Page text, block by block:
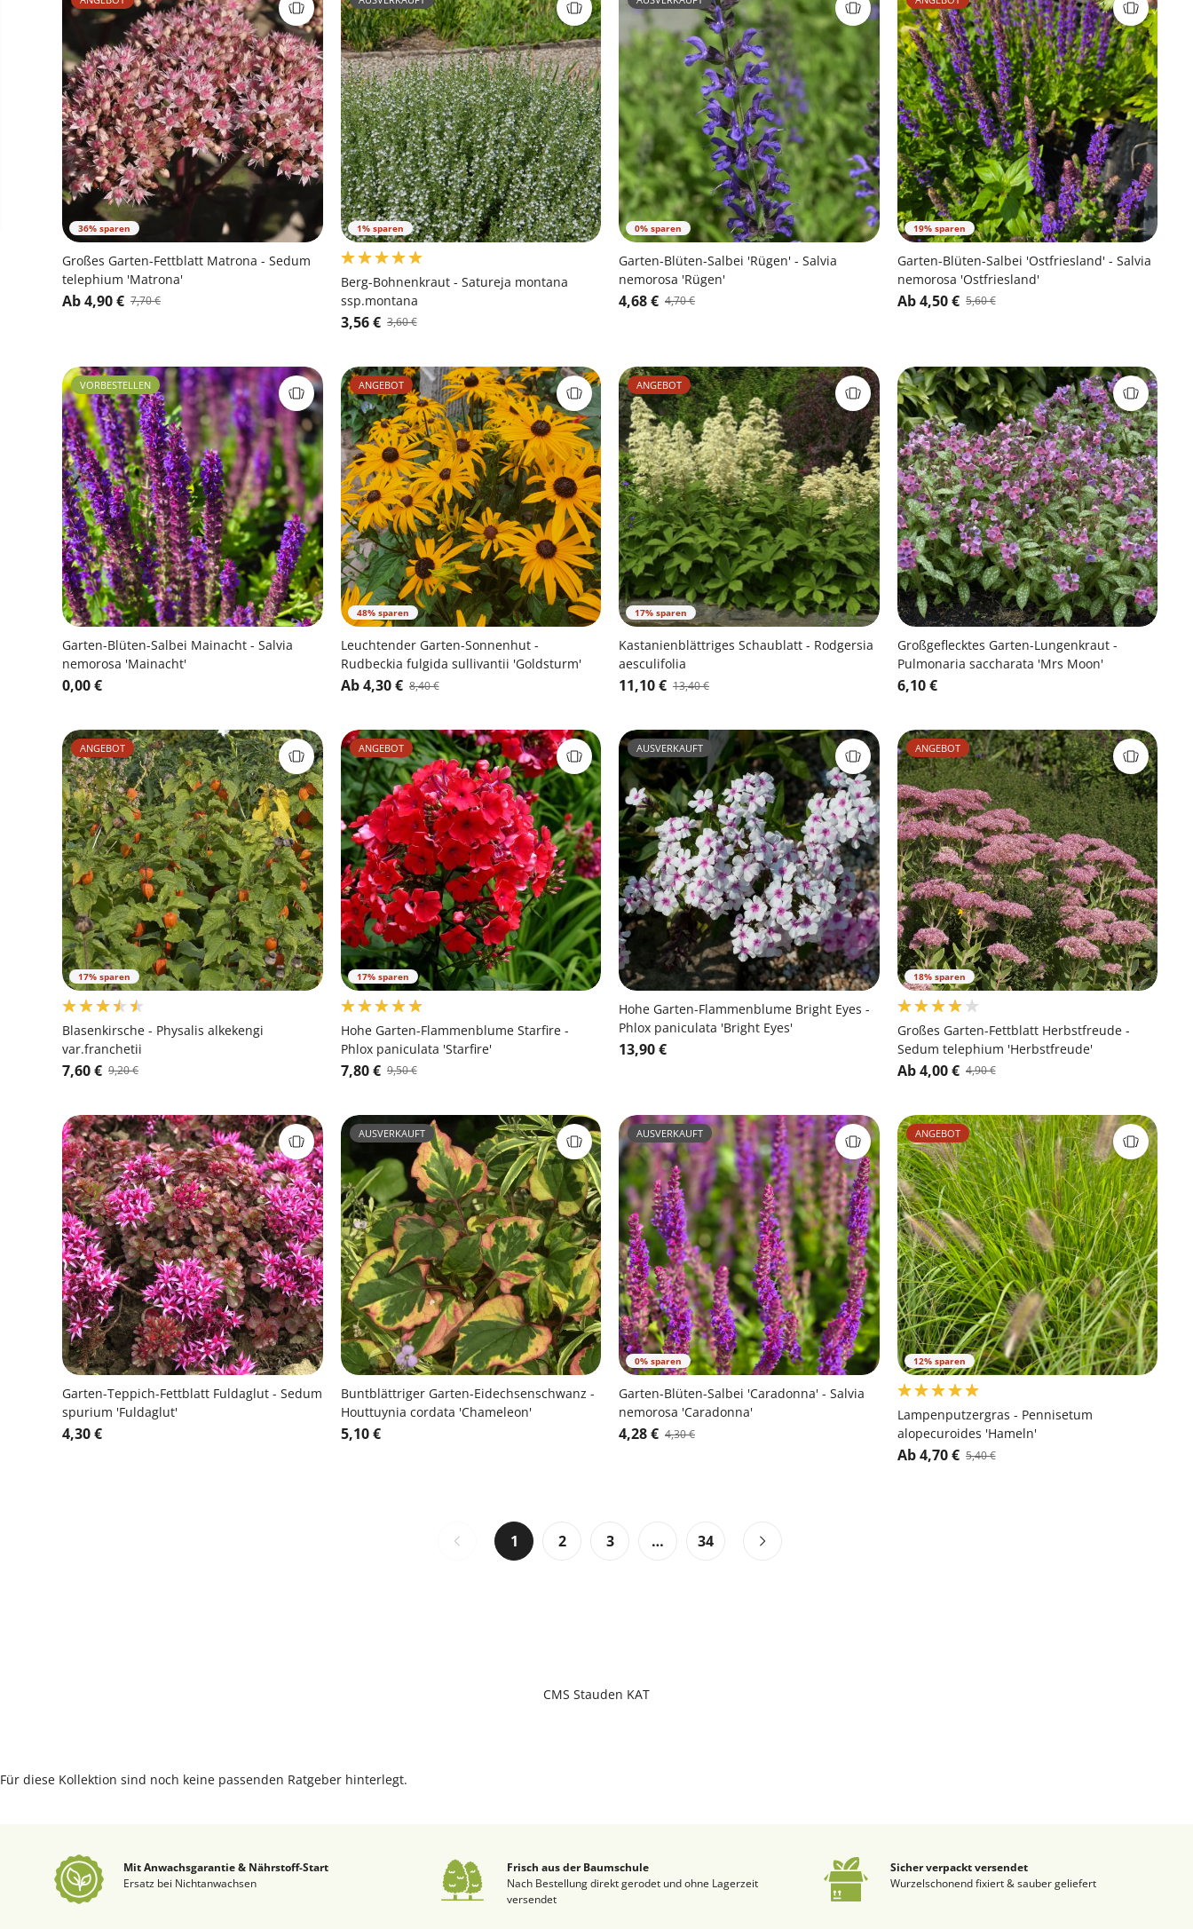
36% sparen
Großes Garten-Fettblatt Matrona - Sedum
telephium 'Matrona'
Ab 4,90 € 7,70 €
1% sparen
Berg-Bohnenkraut - Satureja montana
ssp.montana
3,56 € 3,60 €
0% sparen
Garten-Blüten-Salbei 'Rügen' - Salvia
nemorosa 'Rügen'
4,68 € 4,70 €
19% sparen
Garten-Blüten-Salbei 'Ostfriesland' - Salvia
nemorosa 'Ostfriesland'
Ab 4,50 € 5,60 €
VORBESTELLEN
Garten-Blüten-Salbei Mainacht - Salvia
nemorosa 'Mainacht'
0,00 €
48% sparen
ANGEBOT
Leuchtender Garten-Sonnenhut -
Rudbeckia fulgida sullivantii 'Goldsturm'
Ab 4,30 € 8,40 €
17% sparen
ANGEBOT
Kastanienblättriges Schaublatt - Rodgersia
aesculifolia
11,10 € 13,40 €
Großgeflecktes Garten-Lungenkraut -
Pulmonaria saccharata 'Mrs Moon'
6,10 €
17% sparen
ANGEBOT
Blasenkirsche - Physalis alkekengi
var.franchetii
7,60 € 9,20 €
17% sparen
ANGEBOT
Hohe Garten-Flammenblume Starfire -
Phlox paniculata 'Starfire'
7,80 € 9,50 €
AUSVERKAUFT
Hohe Garten-Flammenblume Bright Eyes -
Phlox paniculata 'Bright Eyes'
13,90 €
18% sparen
ANGEBOT
Großes Garten-Fettblatt Herbstfreude -
Sedum telephium 'Herbstfreude'
Ab 4,00 € 4,90 €
Garten-Teppich-Fettblatt Fuldaglut - Sedum
spurium 'Fuldaglut'
4,30 €
AUSVERKAUFT
Buntblättriger Garten-Eidechsenschwanz -
Houttuynia cordata 'Chameleon'
5,10 €
0% sparen
AUSVERKAUFT
Garten-Blüten-Salbei 'Caradonna' - Salvia
nemorosa 'Caradonna'
4,28 € 4,30 €
12% sparen
ANGEBOT
Lampenputzergras - Pennisetum
alopecuroides 'Hameln'
Ab 4,70 € 5,40 €
1 2 3 … 34
CMS Stauden KAT
Für diese Kollektion sind noch keine passenden Ratgeber hinterlegt.
Mit Anwachsgarantie & Nährstoff-Start
Ersatz bei Nichtanwachsen
Frisch aus der Baumschule
Nach Bestellung direkt gerodet und ohne Lagerzeit
versendet
Sicher verpackt versendet
Wurzelschonend fixiert & sauber geliefert